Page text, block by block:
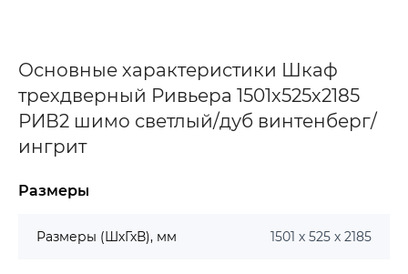
Основные характеристики Шкаф
трехдверный Ривьера 1501х525х2185
РИВ2 шимо светлый/дуб винтенберг/
ингрит
Размеры
Размеры (ШхГхВ), мм 1501 х 525 х 2185